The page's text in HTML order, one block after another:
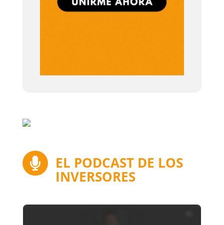
 EL PODCAST DE LOS
INVERSORES